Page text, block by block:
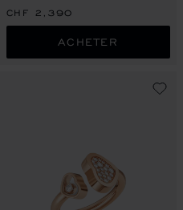
CHF 2,390
ACHETER